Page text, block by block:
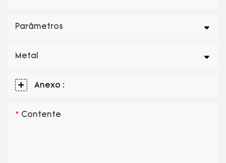
Parâmetros
Metal
Anexo :
Contente